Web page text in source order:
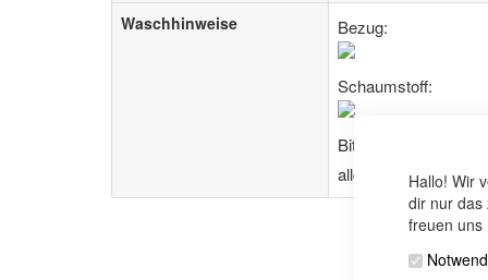
Hallo! Wir
dir nur
freuen uns
Waschhinweise
Bezug:
Schaumstoff:
Bitte beachte auch
allgemeinen